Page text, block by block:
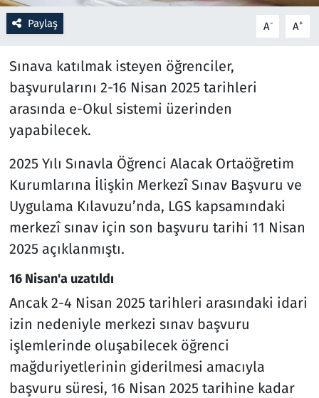
Paylaş A- A+
Sınava katılmak isteyen öğrenciler,
başvurularını 2-16 Nisan 2025 tarihleri
arasında e-Okul sistemi üzerinden
yapabilecek.
2025 Yılı Sınavla Öğrenci Alacak Ortaöğretim
Kurumlarına İlişkin Merkezî Sınav Başvuru ve
Uygulama Kılavuzu’nda, LGS kapsamındaki
merkezî sınav için son başvuru tarihi 11 Nisan
2025 açıklanmıştı.
16 Nisan'a uzatıldı
Ancak 2-4 Nisan 2025 tarihleri arasındaki idari
izin nedeniyle merkezi sınav başvuru
işlemlerinde oluşabilecek öğrenci
mağduriyetlerinin giderilmesi amacıyla
başvuru süresi, 16 Nisan 2025 tarihine kadar
Savunma Sanayi
Spor
Teknoloji ve Bilim
Televizyon